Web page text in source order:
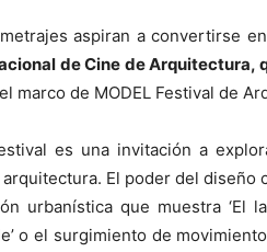
aspiran a convertirse
de Cine de Arquitectura,
marco de MODEL Festival de
es una invitación a
El poder del diseño
urbanística que muestra ‘El
o el surgimiento de